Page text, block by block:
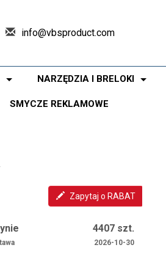
info@vbsproduct.com
NARZĘDZIA I BRELOKI
SMYCZE REKLAMOWE
Zapytaj o RABAT
4407 szt.
2026-10-30